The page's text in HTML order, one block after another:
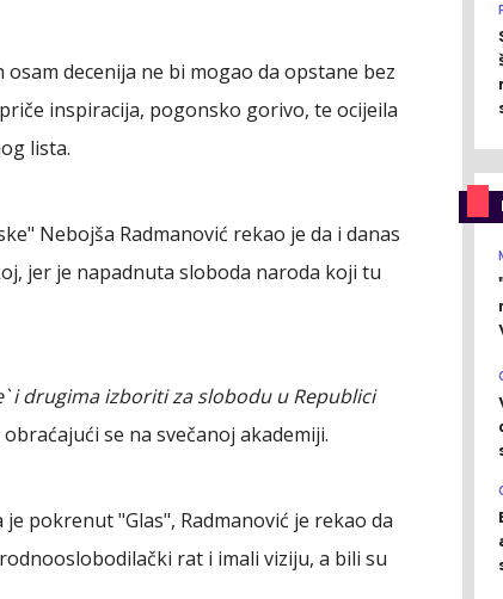
decenija ne bi mogao da opstane bez
inspiracija, pogonsko gorivo, te ocijeila
lista.
Nebojša Radmanović rekao je da i danas
jer je napadnuta sloboda naroda koji tu
i drugima izboriti za slobodu u Republici
se na svečanoj akademiji.
pokrenut "Glas", Radmanović je rekao da
rat i imali viziju, a bili su